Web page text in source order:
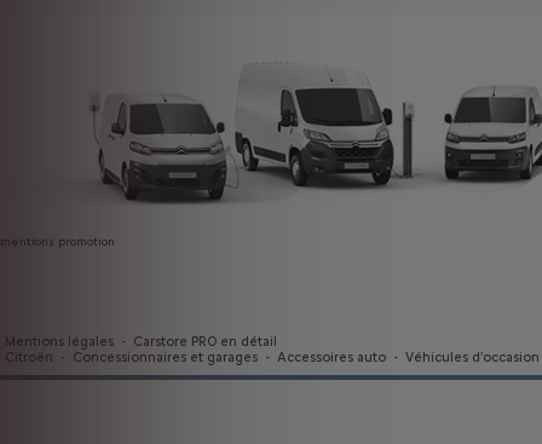
mentions promotion
Mentions légales -
Carstore PRO en détail
Citroën
- Concessionnaires et garages - Accessoires auto - Véhicules d'occasion